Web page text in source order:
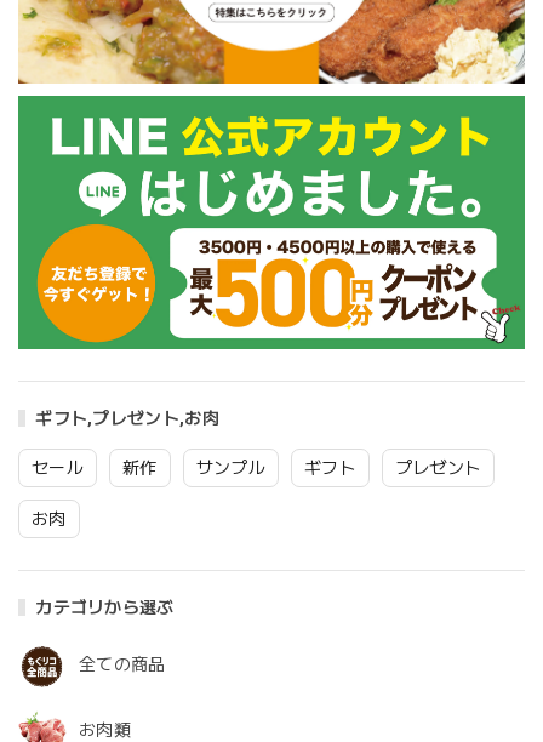
ギフト,プレゼント,お肉
セール 新作 サンプル ギフト プレゼント
お肉
カテゴリから選ぶ
全ての商品
お肉類